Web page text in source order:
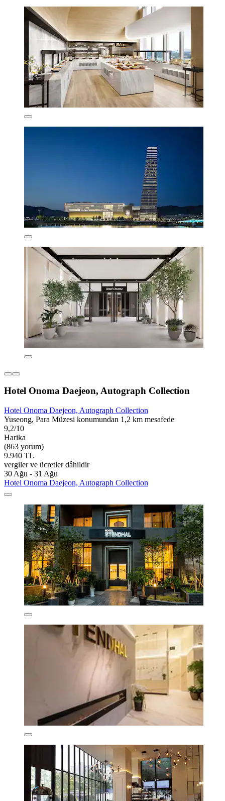
Hotel Onoma Daejeon, Autograph Collection
Hotel Onoma Daejeon, Autograph Collection
Yuseong, Para Müzesi konumundan 1,2 km mesafede
9,2/10
Harika
(863 yorum)
9.940 TL
vergiler ve ücretler dâhildir
30 Ağu - 31 Ağu
Hotel Onoma Daejeon, Autograph Collection